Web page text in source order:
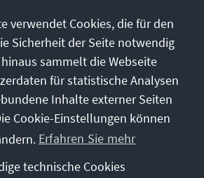
abonnieren
verwendet Cookies, die für den
Sicherheit der Seite notwendig
sammelt die Webseite
für statistische Analysen
Inhalte externer Seiten
Cookie-Einstellungen können
Erfahren Sie mehr
technische Cookies